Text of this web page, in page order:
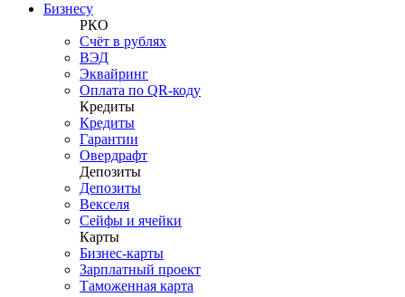
Бизнесу
РКО
Счёт в рублях
ВЭД
Эквайринг
Оплата по QR-коду
Кредиты
Кредиты
Гарантии
Овердрафт
Депозиты
Депозиты
Векселя
Сейфы и ячейки
Карты
Бизнес-карты
Зарплатный проект
Таможенная карта